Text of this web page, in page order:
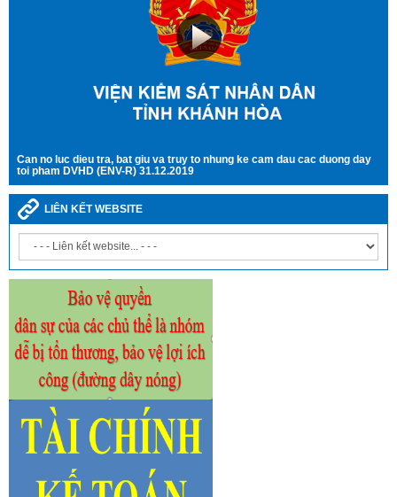
Can no luc dieu tra, bat giu va truy to nhung ke cam dau cac duong day
toi pham DVHD (ENV-R) 31.12.2019
LIÊN KẾT WEBSITE